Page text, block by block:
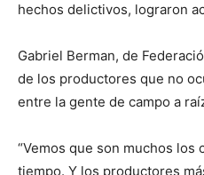
hechos delictivos, lograron
Gabriel Berman, de
de los productores que no
entre la gente de campo a
“Vemos que son muchos los
tiempo. Y los productores